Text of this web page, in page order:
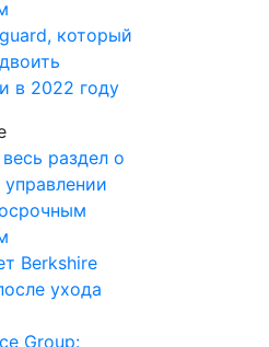
который
в 2022 году
Berkshire
ухода
Group: